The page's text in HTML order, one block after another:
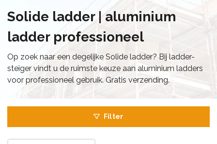
Solide ladder | aluminium
ladder professioneel
Op zoek naar een degelijke Solide ladder? Bij ladder-
steiger vindt u de ruimste keuze aan aluminium ladders
voor professioneel gebruik. Gratis verzending.
Filter